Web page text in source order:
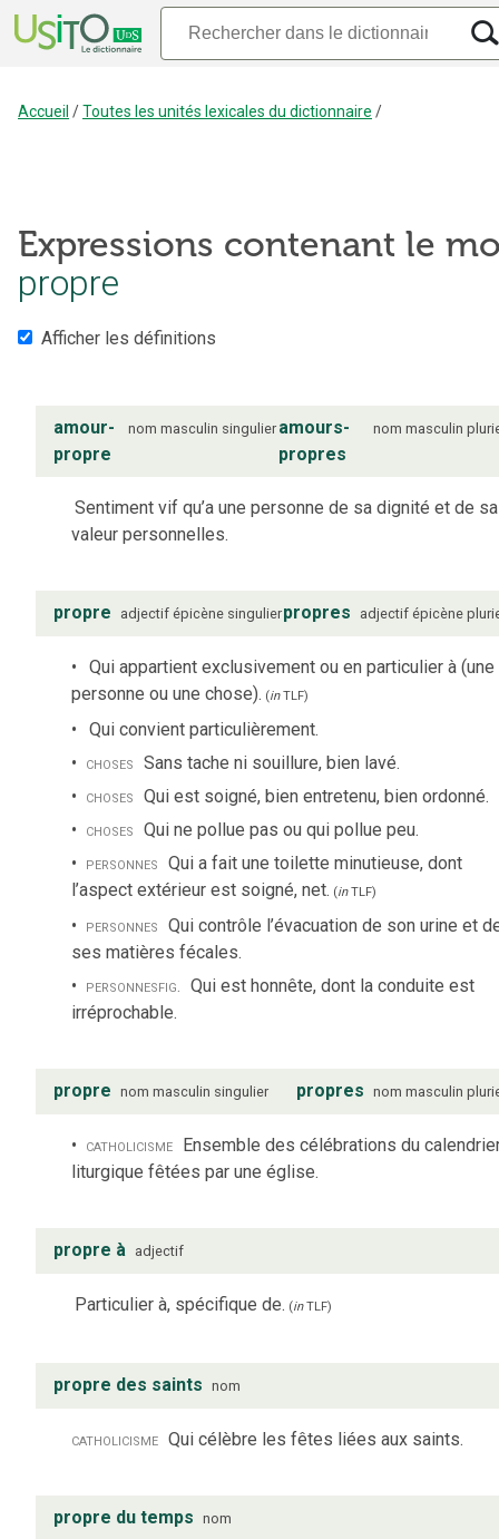
Accueil /Toutes les unités lexicales du dictionnaire /
Expressions contenant le
propre
Afficher les définitions
amour-
propre
nom masculin singulier amours-
propres
nom masculin
Sentiment vif qu’a une personne de sa dignité et de sa
valeur personnelles.
propre adjectif épicène singulierpropres adjectif épicène
Qui appartient exclusivement ou en particulier à (une
personne ou une chose). (inTLF)
Qui convient particulièrement.
choses Sans tache ni souillure, bien lavé.
choses Qui est soigné, bien entretenu, bien ordonné.
choses Qui ne pollue pas ou qui pollue peu.
personnes Qui a fait une toilette minutieuse, dont
l’aspect extérieur est soigné, net. (inTLF)
personnes Qui contrôle l’évacuation de son urine et
ses matières fécales.
personnesfig. Qui est honnête, dont la conduite est
irréprochable.
propre nom masculin singulier propres nom masculin
catholicisme Ensemble des célébrations du
liturgique fêtées par une église.
propre à adjectif
Particulier à, spécifique de. (inTLF)
propre des saints nom
catholicisme Qui célèbre les fêtes liées aux saints.
propre du temps nom